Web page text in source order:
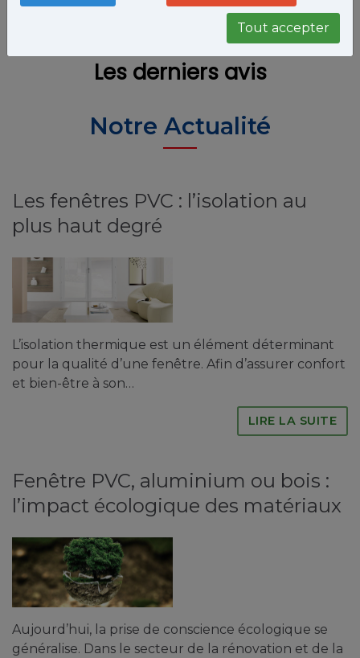
Notre Actualité
Les fenêtres PVC : l’isolation au
plus haut degré
L’isolation thermique est un élément déterminant
pour la qualité d’une fenêtre. Afin d’assurer confort
et bien-être à son…
LIRE LA SUITE
Fenêtre PVC, aluminium ou bois :
l’impact écologique des matériaux
Aujourd’hui, la prise de conscience écologique se
généralise. Dans le secteur de la rénovation et de la
Tout accepter